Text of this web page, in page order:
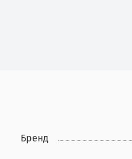
Бренд